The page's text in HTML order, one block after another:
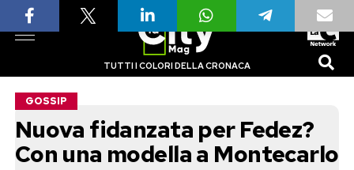
TUTTI I COLORI DELLA CRONACA
GOSSIP
Nuova fidanzata per Fedez?
Con una modella a Montecarlo